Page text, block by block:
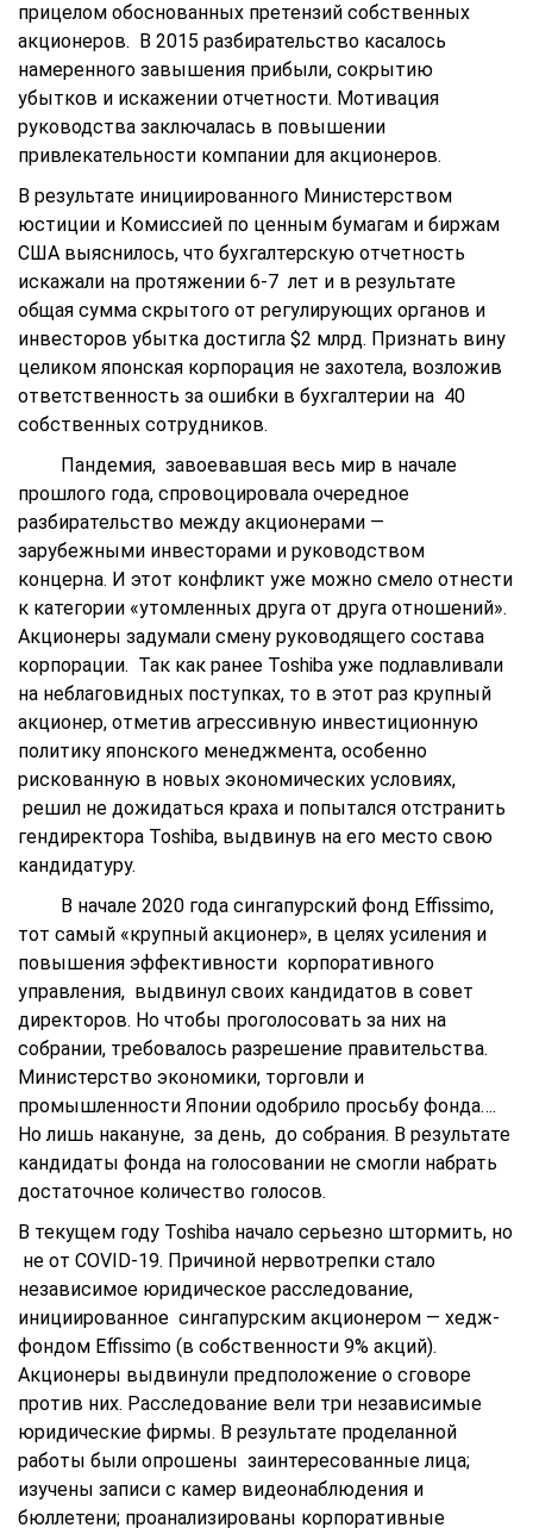
прицелом обоснованных претензий собственных
акционеров. В 2015 разбирательство касалось
намеренного завышения прибыли, сокрытию
убытков и искажении отчетности. Мотивация
руководства заключалась в повышении
привлекательности компании для акционеров.
В результате инициированного Министерством
юстиции и Комиссией по ценным бумагам и биржам
США выяснилось, что бухгалтерскую отчетность
искажали на протяжении 6-7 лет и в результате
общая сумма скрытого от регулирующих органов и
инвесторов убытка достигла $2 млрд. Признать вину
целиком японская корпорация не захотела, возложив
ответственность за ошибки в бухгалтерии на 40
собственных сотрудников.
Пандемия, завоевавшая весь мир в начале
прошлого года, спровоцировала очередное
разбирательство между акционерами —
зарубежными инвесторами и руководством
концерна. И этот конфликт уже можно смело отнести
к категории «утомленных друга от друга отношений».
Акционеры задумали смену руководящего состава
корпорации. Так как ранее Toshiba уже подлавливали
на неблаговидных поступках, то в этот раз крупный
акционер, отметив агрессивную инвестиционную
политику японского менеджмента, особенно
рискованную в новых экономических условиях,
решил не дожидаться краха и попытался отстранить
гендиректора Toshiba, выдвинув на его место свою
кандидатуру.
В начале 2020 года сингапурский фонд Effissimo,
тот самый «крупный акционер», в целях усиления и
повышения эффективности корпоративного
управления, выдвинул своих кандидатов в совет
директоров. Но чтобы проголосовать за них на
собрании, требовалось разрешение правительства.
Министерство экономики, торговли и
промышленности Японии одобрило просьбу фонда….
Но лишь накануне, за день, до собрания. В результате
кандидаты фонда на голосовании не смогли набрать
достаточное количество голосов.
В текущем году Toshiba начало серьезно штормить, но
не от COVID-19. Причиной нервотрепки стало
независимое юридическое расследование,
инициированное сингапурским акционером — хедж-
фондом Effissimo (в собственности 9% акций).
Акционеры выдвинули предположение о сговоре
против них. Расследование вели три независимые
юридические фирмы. В результате проделанной
работы были опрошены заинтересованные лица;
изучены записи с камер видеонаблюдения и
бюллетени; проанализированы корпоративные